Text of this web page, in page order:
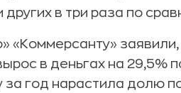
других в три раза по
«Коммерсанту»
в деньгах на 29,5%
за год нарастила долю